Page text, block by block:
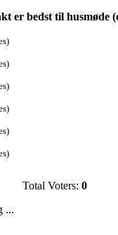
er bedst til husmøde
Total Voters: 0
...